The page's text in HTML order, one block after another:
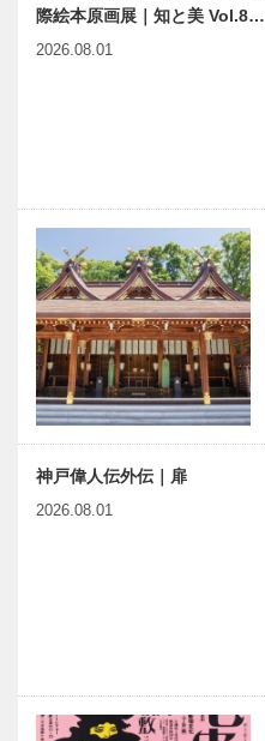
際絵本原画展｜知と美 Vol.8…
2026.08.01
神戸偉人伝外伝｜扉
2026.08.01